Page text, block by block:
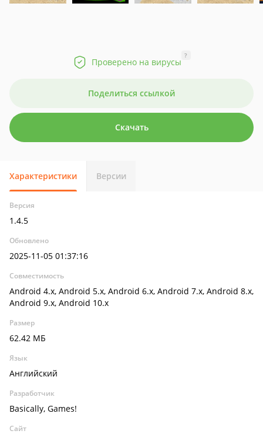
Проверено на вирусы
?
Поделиться ссылкой
Скачать
Характеристики Версии
Версия
1.4.5
Обновлено
2025-11-05 01:37:16
Совместимость
Android 4.x, Android 5.x, Android 6.x, Android 7.x, Android 8.x,
Android 9.x, Android 10.x
Размер
62.42 МБ
Язык
Английский
Разработчик
Basically, Games!
Сайт